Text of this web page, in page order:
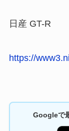
日産 GT-R
https://
Googleで